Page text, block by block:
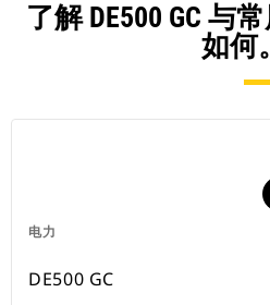
了解 DE500 GC 与
如何。
电力
DE500 GC